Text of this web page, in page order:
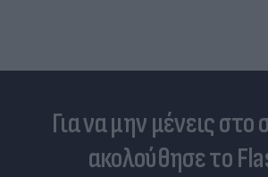
Για να μην μένεις στο
ακολούθησε το